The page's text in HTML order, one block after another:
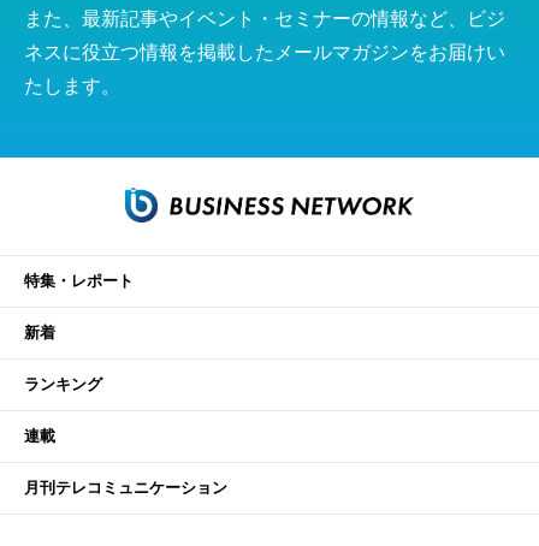
また、最新記事やイベント・セミナーの情報など、ビジ
ネスに役立つ情報を掲載したメールマガジンをお届けい
たします。
特集・レポート
新着
ランキング
連載
月刊テレコミュニケーション